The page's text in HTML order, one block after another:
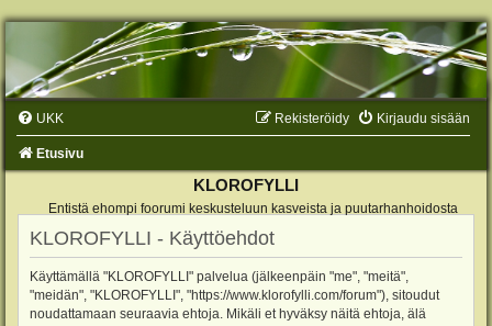
UKK Kirjaudu sisään
Rekisteröidy
Etusivu
KLOROFYLLI
Entistä ehompi foorumi keskusteluun kasveista ja puutarhanhoidosta
KLOROFYLLI - Käyttöehdot
Käyttämällä "KLOROFYLLI" palvelua (jälkeenpäin "me", "meitä",
"meidän", "KLOROFYLLI", "https://www.klorofylli.com/forum"), sitoudut
noudattamaan seuraavia ehtoja. Mikäli et hyväksy näitä ehtoja, älä